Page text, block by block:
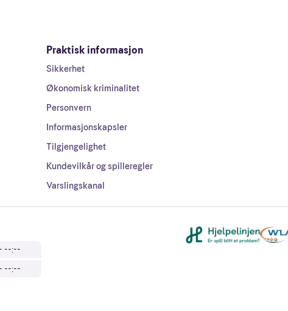
Praktisk informasjon
Sikkerhet
Økonomisk kriminalitet
Personvern
Informasjonskapsler
Tilgjengelighet
Kundevilkår og spilleregler
Varslingskanal
--:--
--:--